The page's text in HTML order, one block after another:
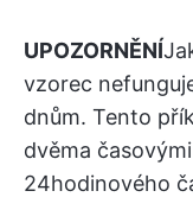
UPOZORNĚNÍ
vzorec
dnům. Tento
dvěma
24hodinového